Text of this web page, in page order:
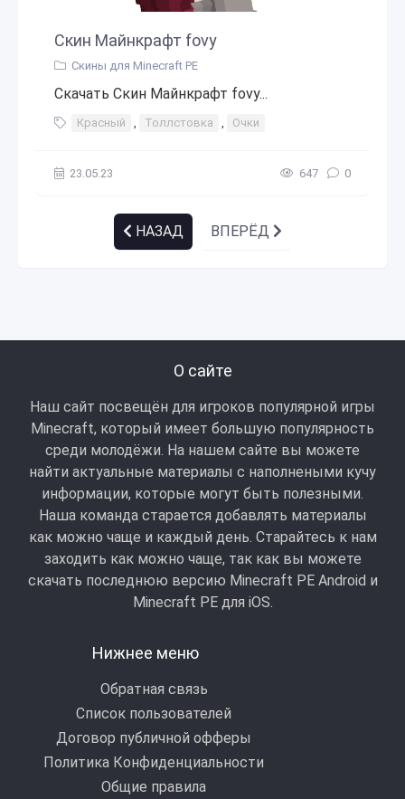
Скин Майнкрафт fovy
Скины для Minecraft PE
Скачать Скин Майнкрафт fovy...
Красный , Толлстовка , Очки
23.05.23 647 0
НАЗАД ВПЕРЁД
О сайте
Наш сайт посвещён для игроков популярной игры
Minecraft, который имеет большую популярность
среди молодёжи. На нашем сайте вы можете
найти актуальные материалы с наполнеными кучу
информации, которые могут быть полезными.
Наша команда старается добавлять материалы
как можно чаще и каждый день. Старайтесь к нам
заходить как можно чаще, так как вы можете
скачать последнюю версию Minecraft PE Android и
Minecraft РЕ для iOS.
Нижнее меню
Обратная связь
Список пользователей
Договор публичной офферы
Политика Конфиденциальности
Общие правила